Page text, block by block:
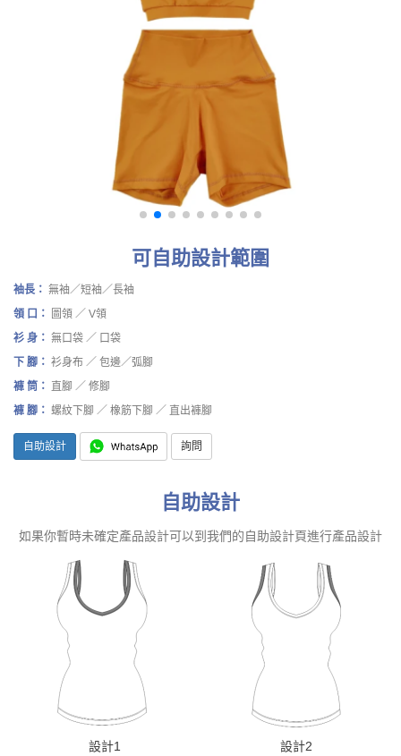
可自助設計範圍
袖長： 無袖／短袖／長袖
領 口：
圖領 ／ V領
衫 身： 無口袋 ／ 口袋
下 腳： 衫身布 ／ 包邊／弧腳
褲 筒：
直腳 ／ 修腳
褲 腳： 螺紋下腳 ／ 橡筋下腳 ／ 直出褲腳
自助設計 詢問
自助設計
如果你暫時未確定產品設計可以到我們的自助設計頁進行產品設計
設計1 設計2